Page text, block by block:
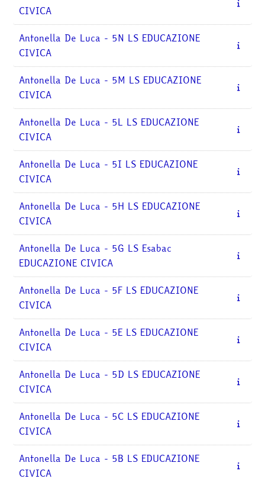
Invia
CIVICA
Antonella De Luca - 5N LS EDUCAZIONE
CIVICA
Antonella De Luca - 5M LS EDUCAZIONE
CIVICA
Antonella De Luca - 5L LS EDUCAZIONE
CIVICA
Antonella De Luca - 5I LS EDUCAZIONE
CIVICA
Antonella De Luca - 5H LS EDUCAZIONE
CIVICA
Antonella De Luca - 5G LS Esabac
EDUCAZIONE CIVICA
Antonella De Luca - 5F LS EDUCAZIONE
CIVICA
Antonella De Luca - 5E LS EDUCAZIONE
CIVICA
Antonella De Luca - 5D LS EDUCAZIONE
CIVICA
Antonella De Luca - 5C LS EDUCAZIONE
CIVICA
Antonella De Luca - 5B LS EDUCAZIONE
CIVICA